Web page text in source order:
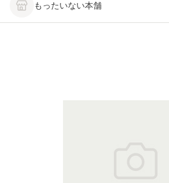
もったいない本舗